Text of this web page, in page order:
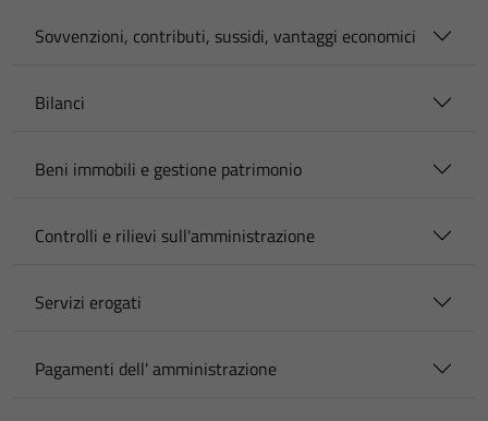
Sovvenzioni, contributi, sussidi, vantaggi economici
Bilanci
Beni immobili e gestione patrimonio
Controlli e rilievi sull'amministrazione
Servizi erogati
Pagamenti dell' amministrazione